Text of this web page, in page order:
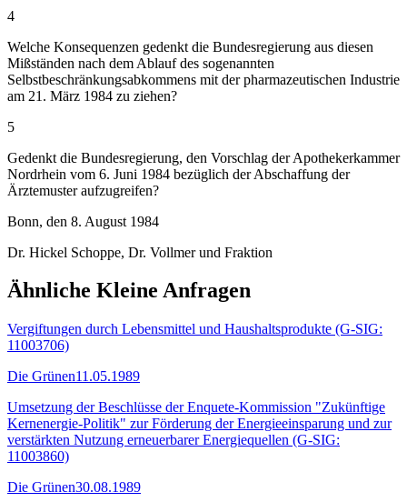
4
Welche Konsequenzen gedenkt die Bundesregierung aus diesen
Mißständen nach dem Ablauf des sogenannten
Selbstbeschränkungsabkommens mit der pharmazeutischen Industrie
am 21. März 1984 zu ziehen?
5
Gedenkt die Bundesregierung, den Vorschlag der Apothekerkammer
Nordrhein vom 6. Juni 1984 bezüglich der Abschaffung der
Ärztemuster aufzugreifen?
Bonn, den 8. August 1984
Dr. Hickel Schoppe, Dr. Vollmer und Fraktion
Ähnliche Kleine Anfragen
Vergiftungen durch Lebensmittel und Haushaltsprodukte (G-SIG:
11003706)
Die Grünen11.05.1989
Umsetzung der Beschlüsse der Enquete-Kommission "Zukünftige
Kernenergie-Politik" zur Förderung der Energieeinsparung und zur
verstärkten Nutzung erneuerbarer Energiequellen (G-SIG:
11003860)
Die Grünen30.08.1989